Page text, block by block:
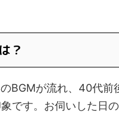
？
BGMが流れ、40代前
です。お伺いした日